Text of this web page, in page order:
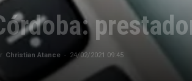
Christian Atance - 24/02/2021 09:45